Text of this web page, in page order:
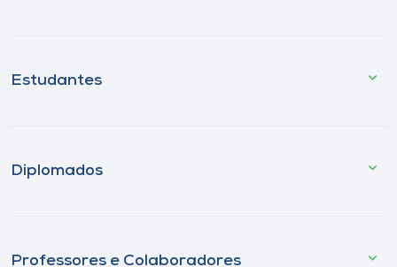
Estudantes
Diplomados
Professores e Colaboradores